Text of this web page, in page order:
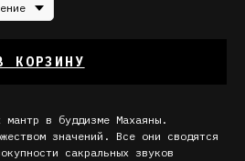
КОРЗИНУ
мантр в буддизме Махаяны.
значений. Все они сводятся
сакральных звуков